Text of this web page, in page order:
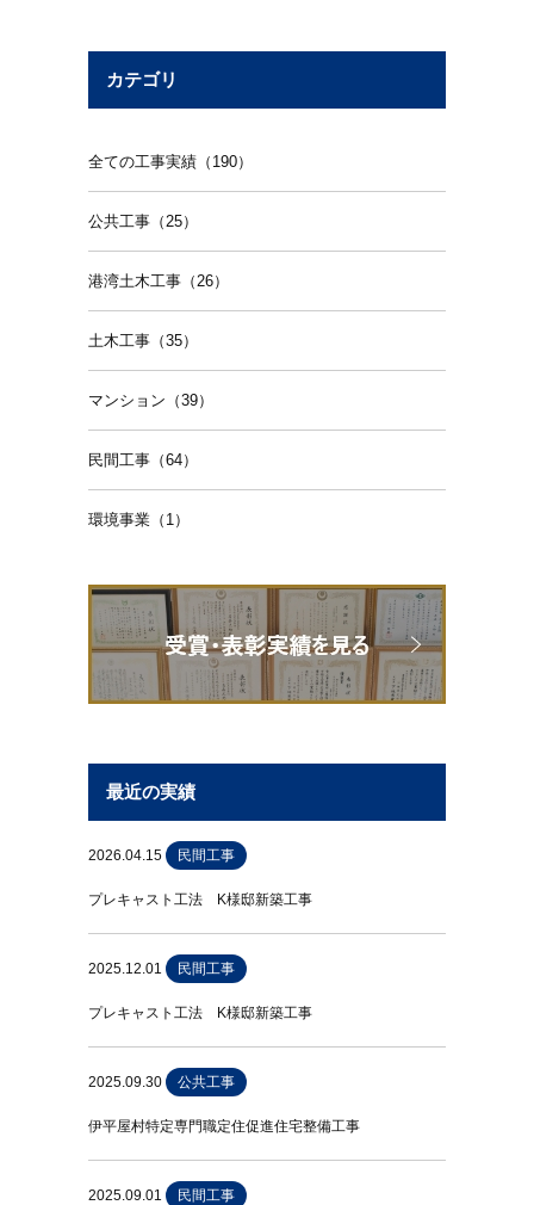
カテゴリ
全ての工事実績（190）
公共工事（25）
港湾土木工事（26）
土木工事（35）
マンション（39）
民間工事（64）
環境事業（1）
最近の実績
2026.04.15 民間工事
プレキャスト工法 K様邸新築工事
2025.12.01 民間工事
プレキャスト工法 K様邸新築工事
2025.09.30 公共工事
伊平屋村特定専門職定住促進住宅整備工事
2025.09.01 民間工事